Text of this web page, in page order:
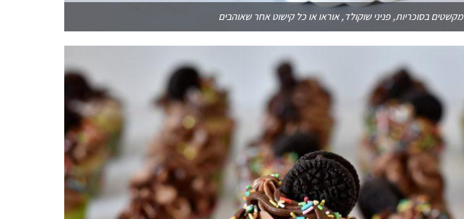
מקשטים בסוכריות, פניני שוקולד, אוראו או כל קישוט אחר שאוהבים